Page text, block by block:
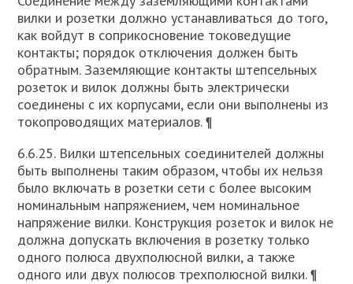
вилки и розетки должно устанавливаться до того,
как войдут в соприкосновение токоведущие
контакты; порядок отключения должен быть
обратным. Заземляющие контакты штепсельных
розеток и вилок должны быть электрически
соединены с их корпусами, если они выполнены из
токопроводящих материалов. ¶
6.6.25. Вилки штепсельных соединителей должны
быть выполнены таким образом, чтобы их нельзя
было включать в розетки сети с более высоким
номинальным напряжением, чем номинальное
напряжение вилки. Конструкция розеток и вилок не
должна допускать включения в розетку только
одного полюса двухполюсной вилки, а также
одного или двух полюсов трехполюсной вилки. ¶